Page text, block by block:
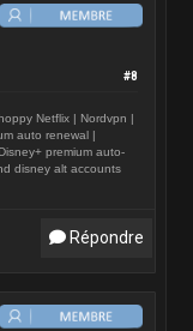
#8
Netflix | Nordvpn |
auto renewal |
premium auto-
disney alt accounts
Répondre